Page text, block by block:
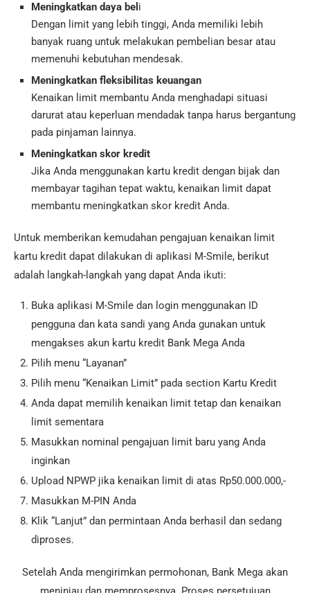
Meningkatkan daya bel i
Dengan limit yang lebih tinggi, Anda memiliki lebih
banyak ruang untuk melakukan pembelian besar atau
memenuhi kebutuhan mendesak.
Meningkatkan fleksibilitas keuangan
Kenaikan limit membantu Anda menghadapi situasi
darurat atau keperluan mendadak tanpa harus bergantung
pada pinjaman lainnya.
Meningkatkan skor kredit
Jika Anda menggunakan kartu kredit dengan bijak dan
membayar tagihan tepat waktu, kenaikan limit dapat
membantu meningkatkan skor kredit Anda.
Untuk memberikan kemudahan pengajuan kenaikan limit
kartu kredit dapat dilakukan di aplikasi M-Smile, berikut
adalah langkah-langkah yang dapat Anda ikuti:
Buka aplikasi M-Smile dan login menggunakan ID
pengguna dan kata sandi yang Anda gunakan untuk
mengakses akun kartu kredit Bank Mega Anda
Pilih menu “Layanan”
Pilih menu “Kenaikan Limit” pada section Kartu Kredit
Anda dapat memilih kenaikan limit tetap dan kenaikan
limit sementara
Masukkan nominal pengajuan limit baru yang Anda
inginkan
Upload NPWP jika kenaikan limit di atas Rp50.000.000,-
Masukkan M-PIN Anda
Klik “Lanjut” dan permintaan Anda berhasil dan sedang
diproses.
Setelah Anda mengirimkan permohonan, Bank Mega akan